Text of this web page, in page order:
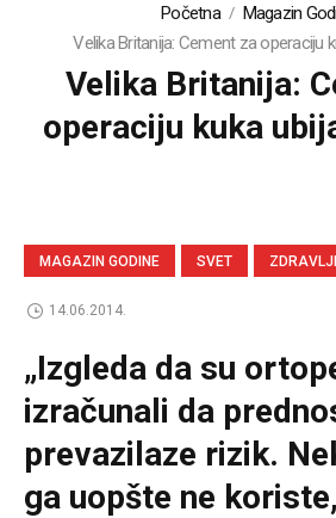
Početna
Magazin
Velika Britanija: Cement za operaciju
Velika Britanija:
operaciju kuka
MAGAZIN GODINE SVET
14.06.2014.
„Izgleda da su
izračunali da
prevazilaze rizik.
ga uopšte ne